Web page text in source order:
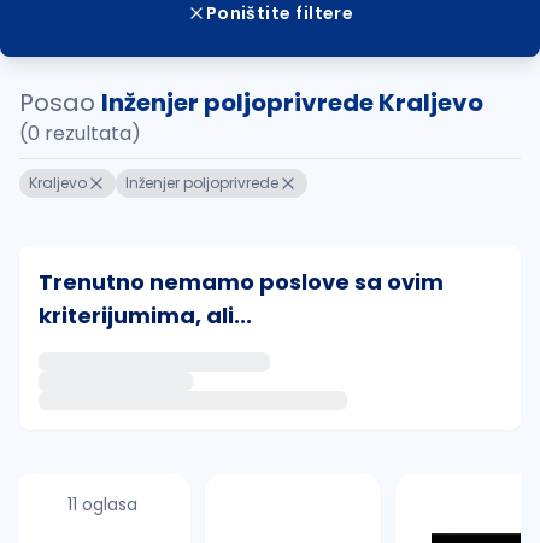
Poništite filtere
Posao Inženjer poljoprivrede Kraljevo
(0 rezultata)
Kraljevo Inženjer poljoprivrede
Trenutno nemamo poslove sa ovim
kriterijumima, ali...
11 oglasa